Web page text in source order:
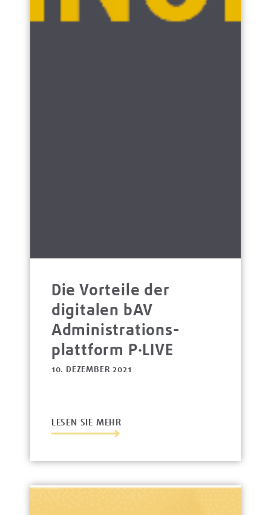
Die Vorteile der
digitalen bAV
Administrations­
platt­form P·LIVE
10. DEZEMBER 2021
LESEN SIE MEHR